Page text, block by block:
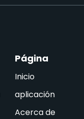
Página
Inicio
aplicación
Acerca de